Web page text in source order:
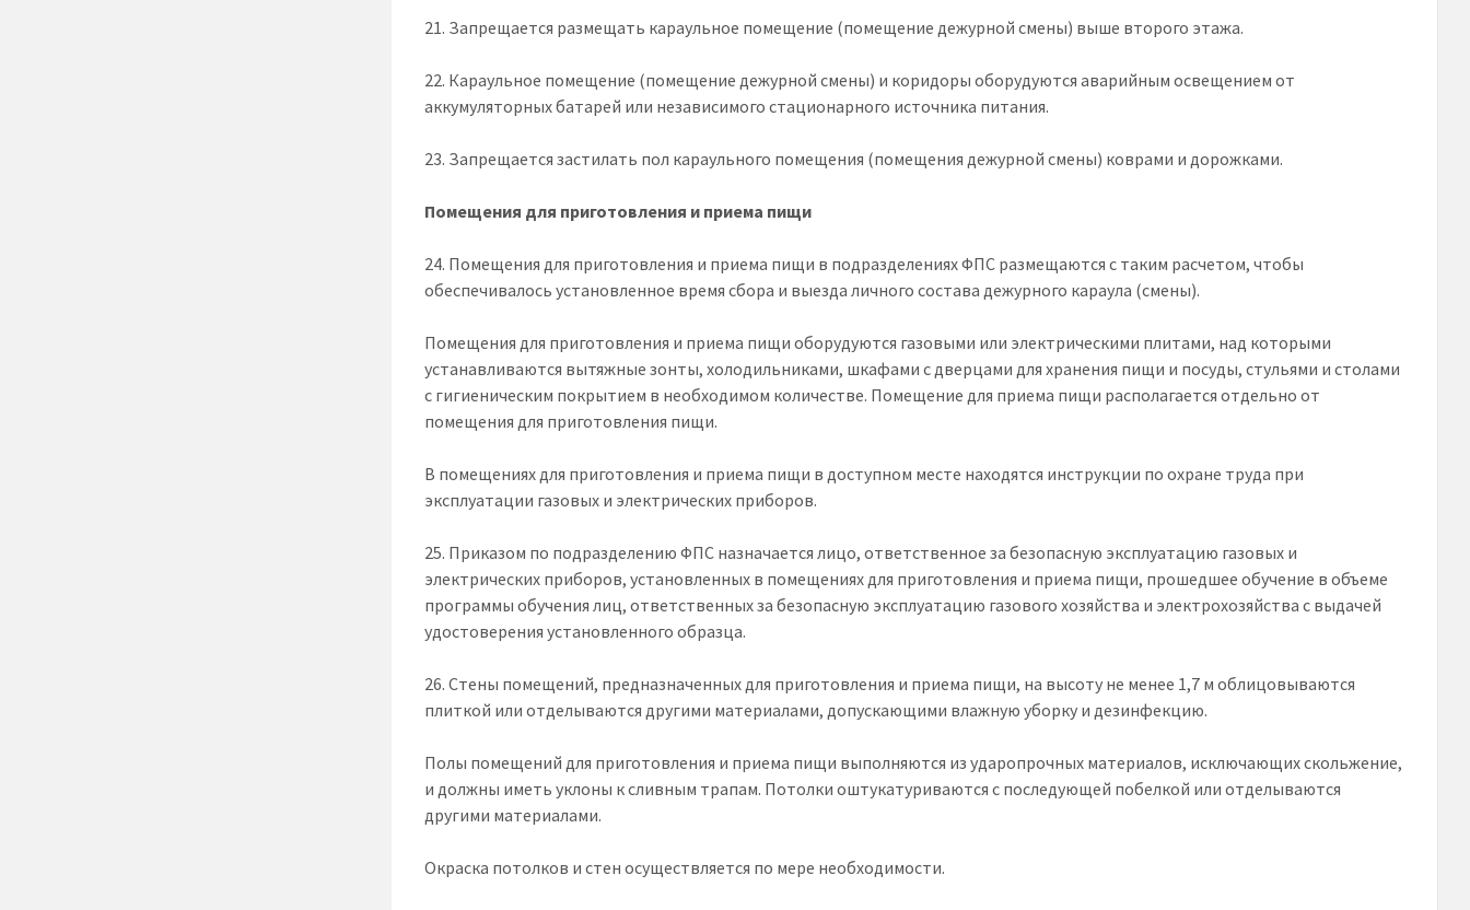
21. Запрещается размещать караульное помещение (помещение дежурной смены) выше второго этажа.
22. Караульное помещение (помещение дежурной смены) и коридоры оборудуются аварийным освещением от
аккумуляторных батарей или независимого стационарного источника питания.
23. Запрещается застилать пол караульного помещения (помещения дежурной смены) коврами и дорожками.
Помещения для приготовления и приема пищи
24. Помещения для приготовления и приема пищи в подразделениях ФПС размещаются с таким расчетом, чтобы
обеспечивалось установленное время сбора и выезда личного состава дежурного караула (смены).
Помещения для приготовления и приема пищи оборудуются газовыми или электрическими плитами, над которыми
устанавливаются вытяжные зонты, холодильниками, шкафами с дверцами для хранения пищи и посуды, стульями и столами
с гигиеническим покрытием в необходимом количестве. Помещение для приема пищи располагается отдельно от
помещения для приготовления пищи.
В помещениях для приготовления и приема пищи в доступном месте находятся инструкции по охране труда при
эксплуатации газовых и электрических приборов.
25. Приказом по подразделению ФПС назначается лицо, ответственное за безопасную эксплуатацию газовых и
электрических приборов, установленных в помещениях для приготовления и приема пищи, прошедшее обучение в объеме
программы обучения лиц, ответственных за безопасную эксплуатацию газового хозяйства и электрохозяйства с выдачей
удостоверения установленного образца.
26. Стены помещений, предназначенных для приготовления и приема пищи, на высоту не менее 1,7 м облицовываются
плиткой или отделываются другими материалами, допускающими влажную уборку и дезинфекцию.
Полы помещений для приготовления и приема пищи выполняются из ударопрочных материалов, исключающих скольжение,
и должны иметь уклоны к сливным трапам. Потолки оштукатуриваются с последующей побелкой или отделываются
другими материалами.
Окраска потолков и стен осуществляется по мере необходимости.